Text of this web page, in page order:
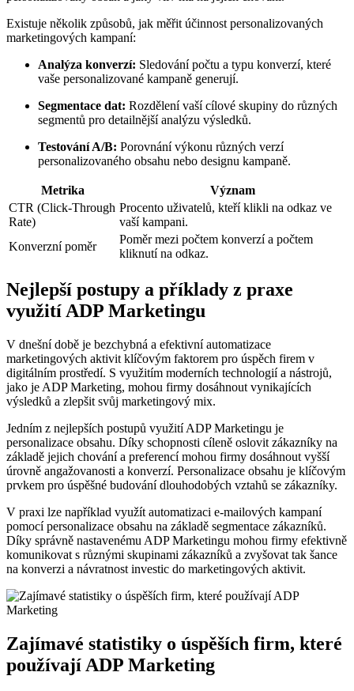
Existuje několik způsobů, ⁢jak měřit ‍účinnost personalizovaných‍
marketingových kampaní:
Analýza konverzí: Sledování ‍počtu a typu konverzí, které
vaše personalizované kampaně generují.
Segmentace dat: Rozdělení vaší cílové skupiny do různých
segmentů pro detailnější analýzu výsledků.
Testování A/B: Porovnání výkonu různých verzí
personalizovaného obsahu nebo designu kampaně.
Metrika
Význam
CTR (Click-Through
Rate)
Procento uživatelů, kteří ⁣klikli na odkaz ve
vaší kampani.
Konverzní poměr
Poměr mezi počtem konverzí a počtem
kliknutí na odkaz.
Nejlepší postupy a příklady z praxe
využití ADP Marketingu
V ⁤dnešní době je bezchybná a efektivní ⁤automatizace
⁣marketingových aktivit klíčovým‌ faktorem pro úspěch firem v
digitálním prostředí. S využitím moderních technologií a nástrojů,
jako je ADP Marketing, mohou ⁣firmy dosáhnout vynikajících
výsledků a zlepšit svůj marketingový⁣ mix.
Jedním z nejlepších postupů využití ADP Marketingu je
personalizace⁣ obsahu. Díky schopnosti cíleně‌ oslovit zákazníky na
základě jejich chování a preferencí mohou firmy dosáhnout vyšší
úrovně angažovanosti a konverzí. Personalizace obsahu je klíčovým
prvkem pro úspěšné budování ‍dlouhodobých⁤ vztahů ⁢se zákazníky.
V⁢ praxi lze například využít automatizaci e-mailových kampaní
‌pomocí personalizace obsahu na základě segmentace‌ zákazníků.
Díky správně⁢ nastavenému ADP Marketingu mohou firmy efektivně
komunikovat s⁣ různými‌ skupinami zákazníků a zvyšovat ​tak šance
na konverzi a‍ návratnost investic do marketingových aktivit.
Zajímavé statistiky o úspěších firm, které
používají ADP Marketing